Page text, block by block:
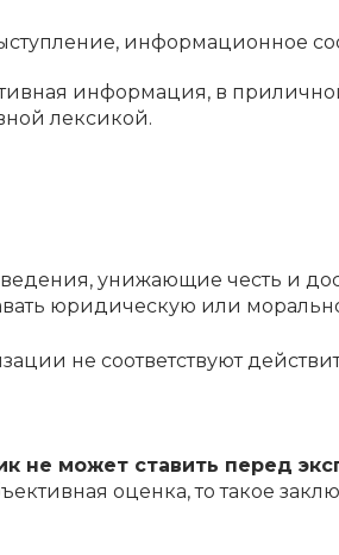
информационное
информация, в
лексикой.
унижающие честь и
юридическую или
не соответствуют
не может ставить перед
оценка, то такое